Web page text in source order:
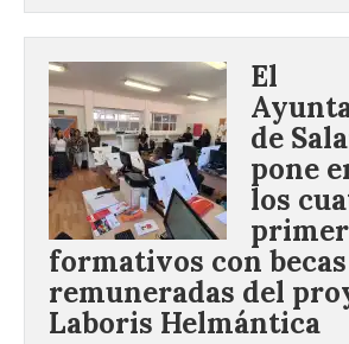
El
de
pone
los
formativos con becas
remuneradas del
Laboris Helmántica